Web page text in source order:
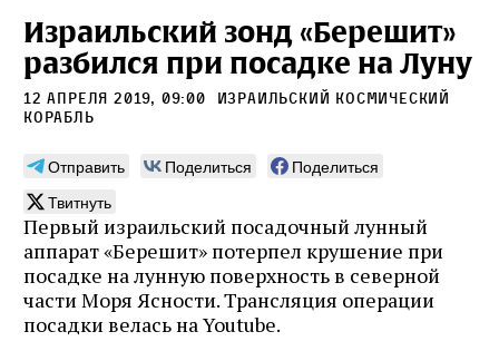
Израильский зонд «Берешит»
разбился при посадке на Луну
12 апреля 2019, 09:00
израильский космический
корабль
Отправить Поделиться
Поделиться
Твитнуть
Первый израильский посадочный лунный
аппарат «Берешит» потерпел крушение при
посадке на лунную поверхность в северной
части Моря Ясности. Трансляция операции
посадки велась на Youtube.